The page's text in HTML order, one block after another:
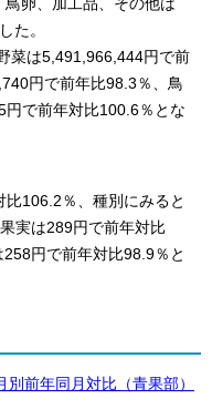
卵、加工品、その他は
た。
菜は5,491,966,444円で前
円で前年比98.3％、鳥
で前年対比100.6％とな
106.2％、種別にみると
実は289円で前年対比
円で前年対比98.9％と
前年同月対比（青果部）